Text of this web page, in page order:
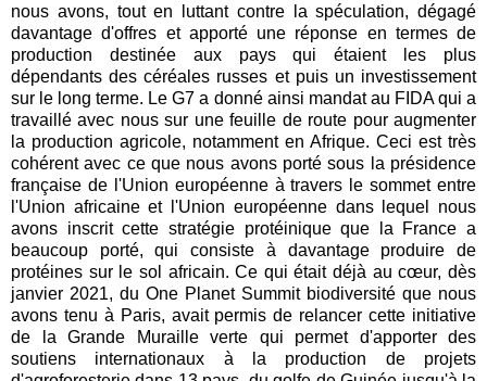
nous avons, tout en luttant contre la spéculation, dégagé
davantage d'offres et apporté une réponse en termes de
production destinée aux pays qui étaient les plus
dépendants des céréales russes et puis un investissement
sur le long terme. Le G7 a donné ainsi mandat au FIDA qui a
travaillé avec nous sur une feuille de route pour augmenter
la production agricole, notamment en Afrique. Ceci est très
cohérent avec ce que nous avons porté sous la présidence
française de l'Union européenne à travers le sommet entre
l'Union africaine et l'Union européenne dans lequel nous
avons inscrit cette stratégie protéinique que la France a
beaucoup porté, qui consiste à davantage produire de
protéines sur le sol africain. Ce qui était déjà au cœur, dès
janvier 2021, du One Planet Summit biodiversité que nous
avons tenu à Paris, avait permis de relancer cette initiative
de la Grande Muraille verte qui permet d'apporter des
soutiens internationaux à la production de projets